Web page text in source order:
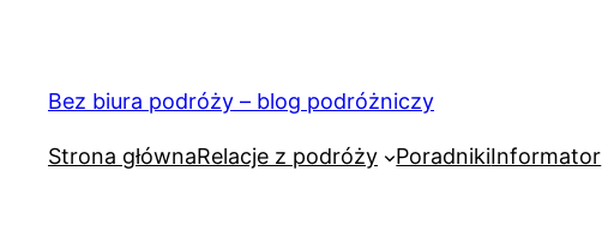
treściBez biura podróży – blog podróżniczy
Strona głównaRelacje z podróży PoradnikiInformator